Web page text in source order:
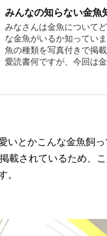
みんなの知らない金魚
みなさんは金魚について
な金魚がいるか知ってい
魚の種類を写真付きで掲
愛読書何ですが、今回は金
いとかこんな金魚飼
載されているため、
。